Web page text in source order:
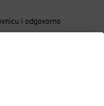
i odgovorno